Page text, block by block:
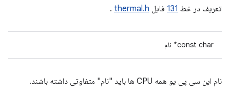
تعریف در خط 131 فایل thermal.h
.
const char* نام
نام این سی پی یو همه CPU ها باید "نام" متفاوتی داشته باشند.